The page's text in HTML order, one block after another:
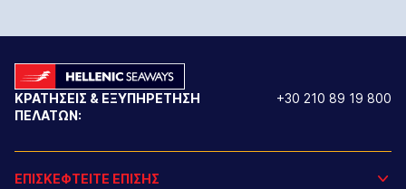
ΚΡΑΤΗΣΕΙΣ & ΕΞΥΠΗΡΕΤΗΣΗ
ΠΕΛΑΤΩΝ:
+30 210 89 19 800
ΕΠΙΣΚΕΦΤΕΙΤΕ ΕΠΙΣΗΣ